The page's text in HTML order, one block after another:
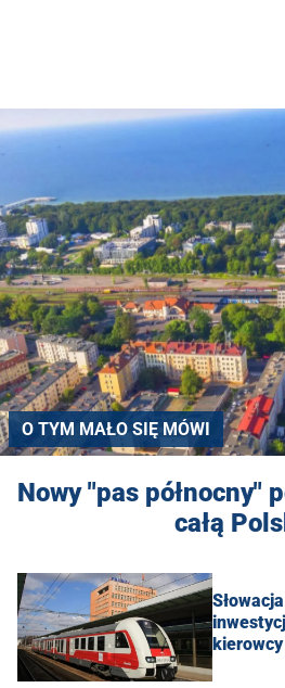
O TYM MAŁO SIĘ MÓWI
Nowy "pas północny"
całą